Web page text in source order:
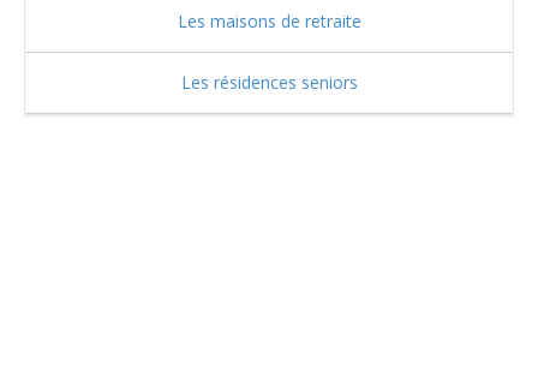
Les maisons de retraite
Les résidences seniors